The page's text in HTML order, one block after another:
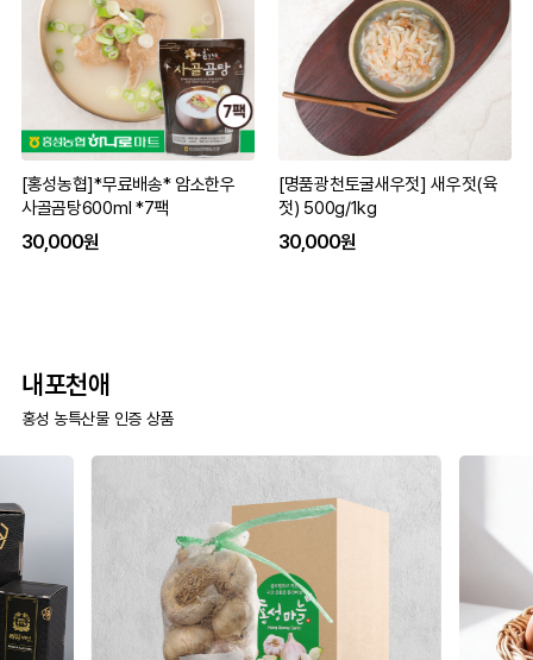
[홍성농협]*무료배송* 암소한우
사골곰탕600ml *7팩
30,000원
[명품광천토굴새우젓] 새우젓(육
젓) 500g/1kg
30,000원
내포천애
홍성 농특산물 인증 상품